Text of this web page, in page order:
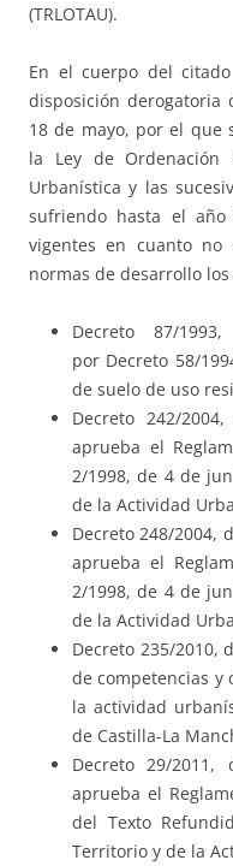
(TRLOTAU).
En el cuerpo del
disposición derogatoria
18 de mayo, por el que
la Ley de
Urbanística y las
sufriendo hasta el año
vigentes en cuanto
normas de desarrollo
Decreto 87/
por Decreto 58/
de suelo de uso
Decreto 242/
aprueba el
2/1998, de 4 de
de la Actividad
Decreto 248/2004,
aprueba el
2/1998, de 4 de
de la Actividad
Decreto 235/2010,
de competencias y
la actividad
de Castilla-La
Decreto 29/
aprueba el
del Texto
Territorio y de la